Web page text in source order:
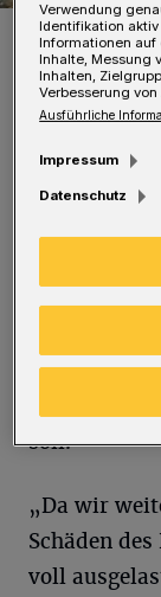
Auch die Brücken
Mitleidenschaft
Foto: Stadt Wuppertal
A
beseitigt.
soll.
„Da wir
Schäden
voll
Verwendung
Identifikation
Informationen auf
Inhalte, Messung
Inhalten,
Verbesserung von
Ausführliche
Impressum
Datenschutz